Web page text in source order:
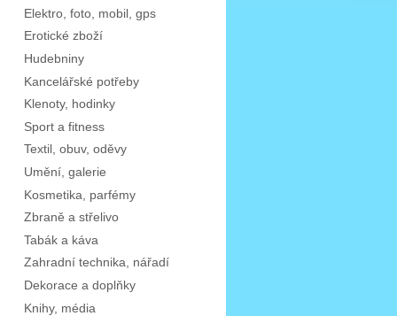
Elektro, foto, mobil, gps
Erotické zboží
Hudebniny
Kancelářské potřeby
Klenoty, hodinky
Sport a fitness
Textil, obuv, oděvy
Umění, galerie
Kosmetika, parfémy
Zbraně a střelivo
Tabák a káva
Zahradní technika, nářadí
Dekorace a doplňky
Knihy, média